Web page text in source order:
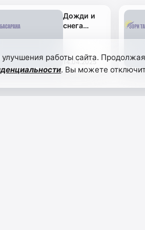
Дожди и
снега
районах
Дагестана
14.04.2025
работы сайта.
. Вы можете